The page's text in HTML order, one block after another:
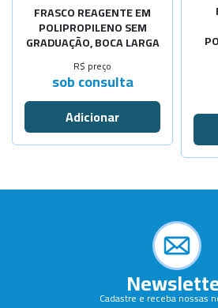
FRASCO REAGENTE EM
POLIPROPILENO SEM
GRADUAÇÃO, BOCA LARGA
R$ preço
sob consulta
Cadastre e receba nossas